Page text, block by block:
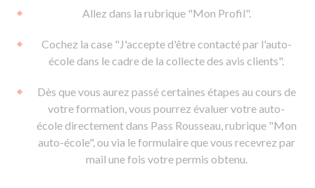
Permis remorque
Permis & handicap
d'apprentissage
De la conduite en voiture
De la conduite à moto
Voir tous les supports
Formations pro.
Permis poids lourd
Formation FCO
Formation CACES
Devenir enseignant de la conduite
Ressources
Allez dans la rubrique "Mon Profil".
Cochez la case "J'accepte d'être contacté par l'auto-
école dans le cadre de la collecte des avis clients".
Dès que vous aurez passé certaines étapes au cours de
votre formation, vous pourrez évaluer votre auto-
école directement dans Pass Rousseau, rubrique "Mon
auto-école", ou via le formulaire que vous recevrez par
mail une fois votre permis obtenu.